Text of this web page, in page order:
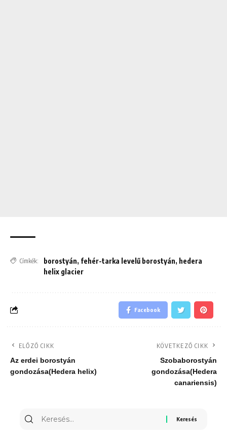
Címkék: borostyán, fehér-tarka levelű borostyán, hedera
helix glacier
Facebook
ELŐZŐ CIKK
Az erdei borostyán
gondozása(Hedera helix)
KÖVETKEZŐ CIKK
Szobaborostyán
gondozása(Hedera
canariensis)
Keresés